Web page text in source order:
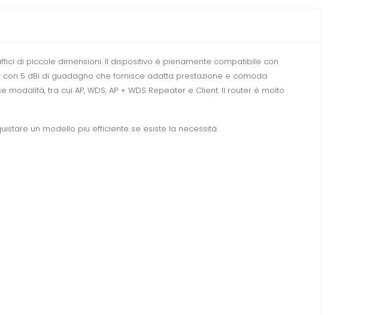
di piccole dimensioni. Il dispositivo è pienamente compatibile con
con 5 dBi di guadagno che fornisce adatta prestazione e comoda
tra cui AP, WDS, AP + WDS Repeater e Client. Il router è molto
un modello piu efficiente se esiste la necessità.